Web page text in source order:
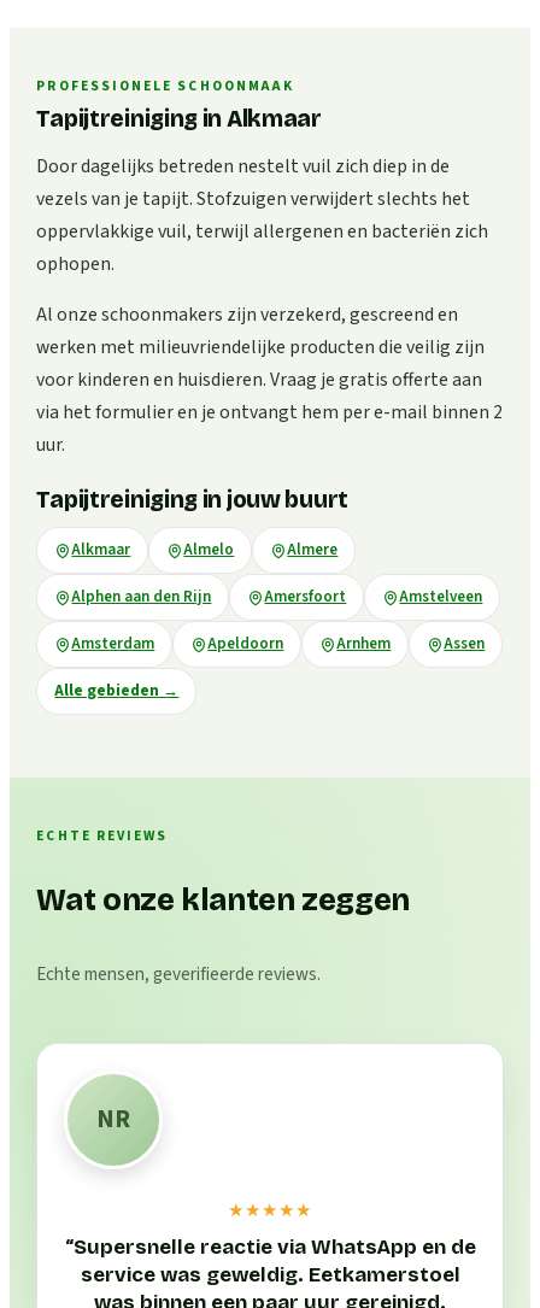
PROFESSIONELE SCHOONMAAK
Tapijtreiniging in Alkmaar
Door dagelijks betreden nestelt vuil zich diep in de
vezels van je tapijt. Stofzuigen verwijdert slechts het
oppervlakkige vuil, terwijl allergenen en bacteriën zich
ophopen.
Al onze schoonmakers zijn verzekerd, gescreend en
werken met milieuvriendelijke producten die veilig zijn
voor kinderen en huisdieren. Vraag je gratis offerte aan
via het formulier en je ontvangt hem per e-mail binnen 2
uur.
Tapijtreiniging in jouw buurt
Alkmaar Almelo Almere
Alphen aan den Rijn Amersfoort Amstelveen
Amsterdam Apeldoorn Arnhem Assen
Alle gebieden →
ECHTE REVIEWS
Wat onze klanten zeggen
Echte mensen, geverifieerde reviews.
NR
★★★★★
“Supersnelle reactie via WhatsApp en de
service was geweldig. Eetkamerstoel
was binnen een paar uur gereinigd.